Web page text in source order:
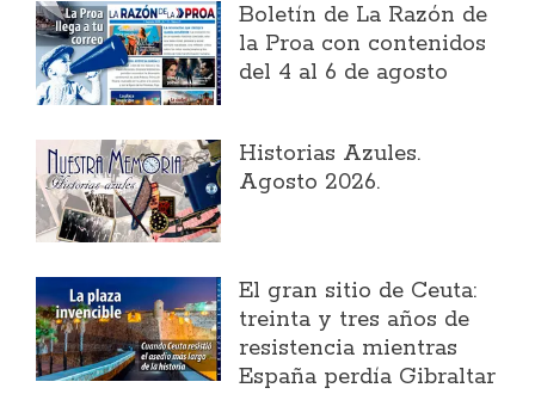
Boletín de La Razón de
la Proa con contenidos
del 4 al 6 de agosto
Historias Azules.
Agosto 2026.
El gran sitio de Ceuta:
treinta y tres años de
resistencia mientras
España perdía Gibraltar